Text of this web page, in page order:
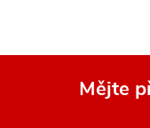
Mějte